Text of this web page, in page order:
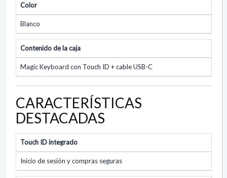
Color
Blanco
Contenido de la caja
Magic Keyboard con Touch ID + cable USB-C
CARACTERÍSTICAS
DESTACADAS
Touch ID integrado
Inicio de sesión y compras seguras